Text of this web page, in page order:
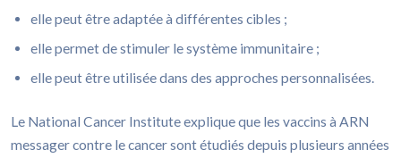
elle peut être adaptée à différentes cibles ;
elle permet de stimuler le système immunitaire ;
elle peut être utilisée dans des approches personnalisées.
Le National Cancer Institute explique que les vaccins à ARN
messager contre le cancer sont étudiés depuis plusieurs années